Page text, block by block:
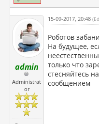
admin
Administrat
or
15-09-2017, 20:48
Роботов
На будущее,
только что
стесняйтесь
сообщением